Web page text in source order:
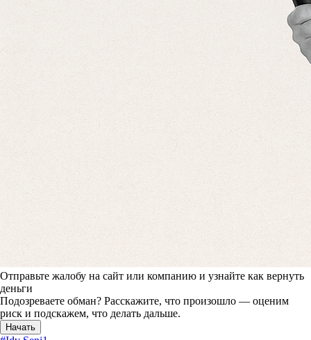
Отправьте жалобу на сайт или компанию и узнайте как вернуть
деньги
Подозреваете обман? Расскажите, что произошло — оценим
риск и подскажем, что делать дальше.
Начать